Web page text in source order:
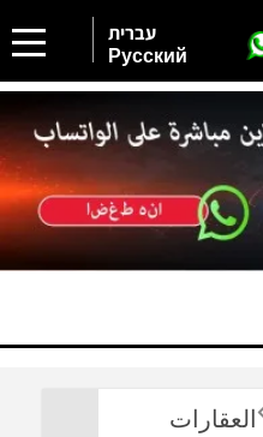
עברית
Русский
العقارات